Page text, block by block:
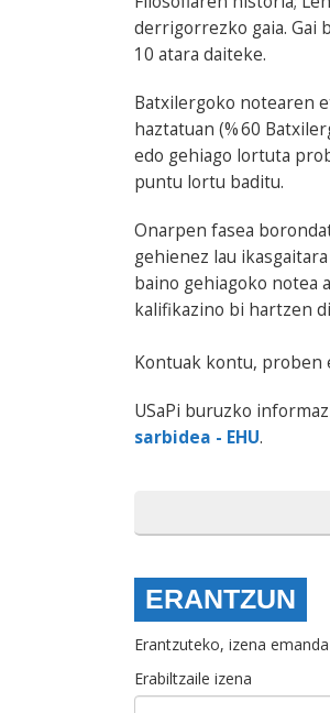
derrigorrezko gaia. Gai
10 atara daiteke.
Batxilergoko notearen
haztatuan (% 60
edo gehiago lortuta
puntu lortu baditu.
Onarpen fasea
gehienez lau
baino gehiagoko notea
kalifikazino bi hartzen
Kontuak kontu, proben
USaPi buruzko
sarbidea - EHU.
ERANTZUN
Erantzuteko, izena
Erabiltzaile izena